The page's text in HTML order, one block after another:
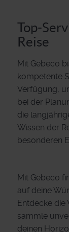
Top-
Reise
Mit Gebeco
kompetente
Verfügung,
bei der
die
Wissen der
besonderen
Mit Gebeco
auf deine
Entdecke die
sammle
deinen